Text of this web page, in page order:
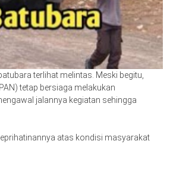
terlihat melintas. Meski begitu,
tetap bersiaga melakukan
jalannya kegiatan sehingga
atas kondisi masyarakat